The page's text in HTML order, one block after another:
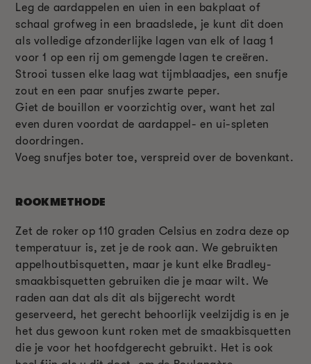
Leg de aardappelen en uien in een bakplaat of
schaal grofweg in een braadslede, je kunt dit doen
als volledige afzonderlijke lagen van elk of laag 1
voor 1 op een rij om gemengde lagen te creëren.
Strooi tussen elke laag wat tijmblaadjes, een snufje
zout en een paar snufjes zwarte peper.
Giet de bouillon er voorzichtig over, want het zal
even duren voordat de aardappel- en ui-spleten
doordringen.
Voeg snufjes boter toe, verspreid over de bovenkant.
ROOKMETHODE
Zet de roker op 110 graden Celsius en zodra deze op
temperatuur is, zet je de rook aan. We gebruikten
appelhoutbisquetten, maar je kunt elke Bradley-
smaakbisquetten gebruiken die je maar wilt. We
raden aan dat als dit als bijgerecht wordt
geserveerd, het gerecht behoorlijk veelzijdig is en je
het dus gewoon kunt roken met de smaakbisquetten
die je voor het hoofdgerecht gebruikt. Het is ook